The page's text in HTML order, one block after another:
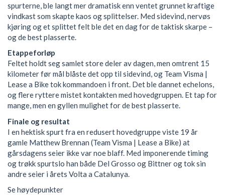
spurterne, ble langt mer dramatisk enn ventet grunnet kraftige
vindkast som skapte kaos og splittelser. Med sidevind, nervøs
kjøring og et splittet felt ble det en dag for de taktisk skarpe –
og de best plasserte.
Etappeforløp
Feltet holdt seg samlet store deler av dagen, men omtrent 15
kilometer før mål blåste det opp til sidevind, og Team Visma |
Lease a Bike tok kommandoen i front. Det ble dannet echelons,
og flere ryttere mistet kontakten med hovedgruppen. Et tap for
mange, men en gyllen mulighet for de best plasserte.
Finale og resultat
I en hektisk spurt fra en redusert hovedgruppe viste 19 år
gamle Matthew Brennan (Team Visma | Lease a Bike) at
gårsdagens seier ikke var noe blaff. Med imponerende timing
og trøkk spurtslo han både Del Grosso og Bittner og tok sin
andre seier i årets Volta a Catalunya.
Se høydepunkter